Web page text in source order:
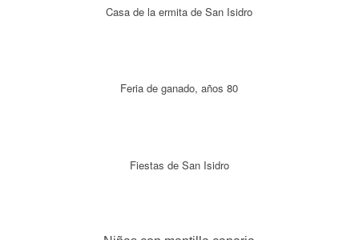
Casa de la ermita de San Isidro
Feria de ganado, años 80
Fiestas de San Isidro